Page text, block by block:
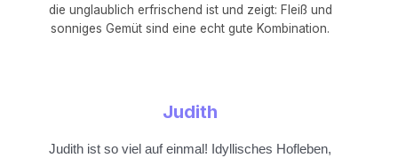
die unglaublich erfrischend ist und zeigt: Fleiß und
sonniges Gemüt sind eine echt gute Kombination.
Judith
Judith ist so viel auf einmal! Idyllisches Hofleben,